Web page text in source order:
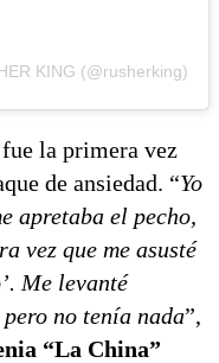
KING (@rusherking)
la primera vez
de ansiedad. “Yo
apretaba el pecho,
vez que me asusté
Me levanté
no tenía nada”,
“La China”